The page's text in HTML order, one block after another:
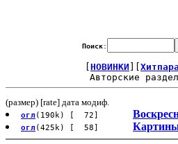
Поиск:
НОВИНКИ
Авторские
(размер) [rate] дата модиф.
огл (190k) [ 72]
огл (425k) [ 58]